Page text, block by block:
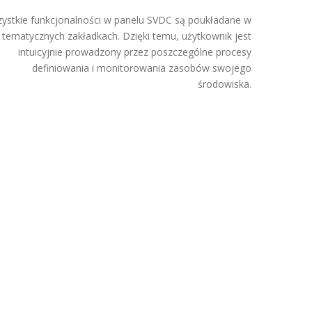
funkcjonalności w panelu SVDC są poukładane w
tematycznych zakładkach. Dzięki temu, użytkownik jest
intuicyjnie prowadzony przez poszczególne procesy
definiowania i monitorowania zasobów swojego
środowiska.